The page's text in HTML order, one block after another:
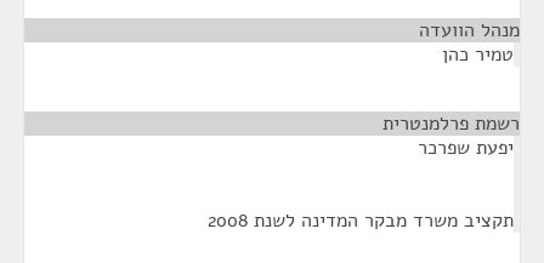
מנהל הוועדה
טמיר כהן
רשמת פרלמנטרית
יפעת שפרכר
תקציב משרד מבקר המדינה לשנת 2008